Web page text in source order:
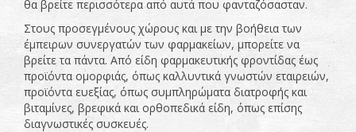
θα βρείτε περισσότερα από αυτά που φανταζόσασταν.
Στους προσεγμένους χώρους και με την βοήθεια των
έμπειρων συνεργατών των φαρμακείων, μπορείτε να
βρείτε τα πάντα. Από είδη φαρμακευτικής φροντίδας έως
προϊόντα ομορφιάς, όπως καλλυντικά γνωστών εταιρειών,
προϊόντα ευεξίας, όπως συμπληρώματα διατροφής και
βιταμίνες, βρεφικά και ορθοπεδικά είδη, όπως επίσης
διαγνωστικές συσκευές.